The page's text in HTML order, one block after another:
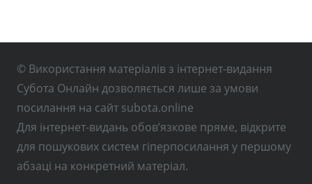
© Використання матеріалів з інтернет-видання
Субота Онлайн дозволяється лише за умови
посилання на сайт subota.online
Для інтернет-видань обов’язкове пряме, відкрите
для пошукових систем гіперпосилання у першому
абзаці на конкретний матеріал.